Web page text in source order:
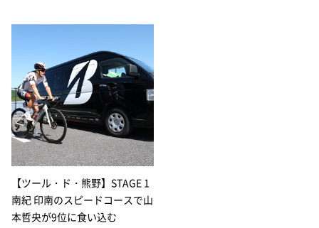
【ツール・ド・熊野】STAGE 1
南紀 印南のスピードコースで山
本哲央が9位に食い込む